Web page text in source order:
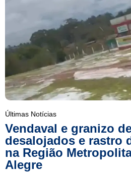
Últimas Notícias
Vendaval e granizo
desalojados e rastro
na Região
Alegre